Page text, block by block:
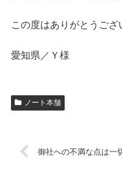
この度はありがとうござ
愛知県／Ｙ様
ノート本舗
御社への不満な点は一